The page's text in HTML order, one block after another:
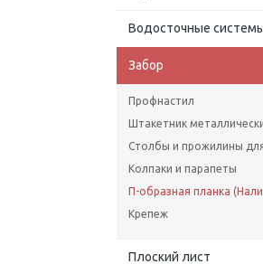
Водосточные
Забор
Профнастил
Штакетник
Столбы и прожилины
Колпаки и парапеты
П-образная планка
Крепеж
Плоский лист